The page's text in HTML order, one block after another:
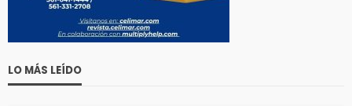
LO MÁS LEÍDO